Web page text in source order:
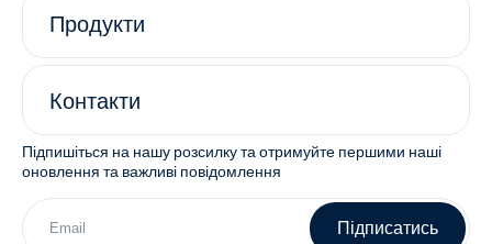
Продукти
Контакти
Підпишіться на нашу розсилку та отримуйте першими наші
оновлення та важливі повідомлення
Підписатись